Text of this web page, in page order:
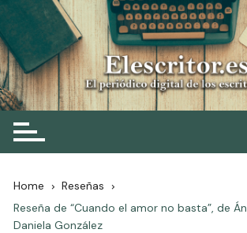
Skip
to
content
Elescritor.es
El periódico digital de los escritores
Home
Reseñas
Reseña de “Cuando el amor no basta”, de
Daniela González